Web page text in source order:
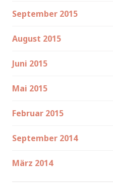
September 2015
August 2015
Juni 2015
Mai 2015
Februar 2015
September 2014
März 2014